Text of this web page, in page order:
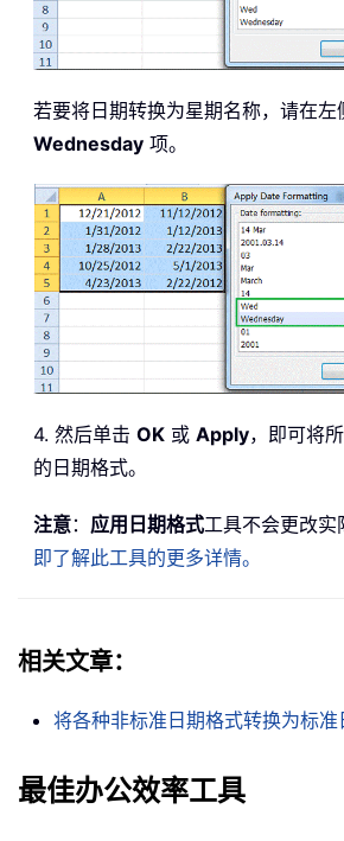
若要将日期转换为星期名称，请在左
Wednesday 项。
4. 然后单击 OK 或 Apply，即可将
的日期格式。
注意： 应用日期格式工具不会更改实
即了解此工具的更多详情。
相关文章：
将各种非标准日期格式转换为标准
最佳办公效率工具